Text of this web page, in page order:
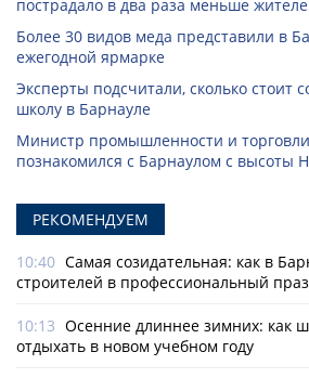
пострадало в два раза меньше
Более 30 видов меда представили в
ежегодной ярмарке
Эксперты подсчитали, сколько стоит
школу в Барнауле
Министр промышленности и
познакомился с Барнаулом с высоты
РЕКОМЕНДУЕМ
10:40 Самая созидательная: как в
строителей в профессиональный
10:13 Осенние длиннее зимних: как
отдыхать в новом учебном году